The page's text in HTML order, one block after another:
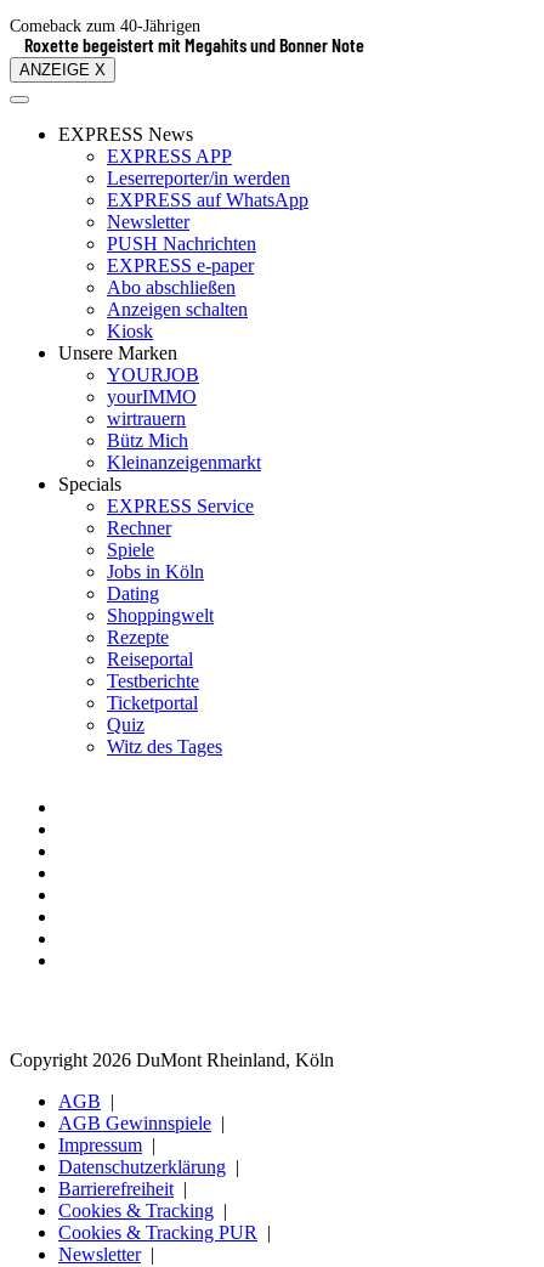
Comeback zum 40-Jährigen
Roxette begeistert mit Megahits und Bonner Note
ANZEIGE X
EXPRESS News
EXPRESS APP
Leserreporter/in werden
EXPRESS auf WhatsApp
Newsletter
PUSH Nachrichten
EXPRESS e-paper
Abo abschließen
Anzeigen schalten
Kiosk
Unsere Marken
YOURJOB
yourIMMO
wirtrauern
Bütz Mich
Kleinanzeigenmarkt
Specials
EXPRESS Service
Rechner
Spiele
Jobs in Köln
Dating
Shoppingwelt
Rezepte
Reiseportal
Testberichte
Ticketportal
Quiz
Witz des Tages
Copyright 2026 DuMont Rheinland, Köln
AGB
AGB Gewinnspiele
Impressum
Datenschutzerklärung
Barrierefreiheit
Cookies & Tracking
Cookies & Tracking PUR
Newsletter